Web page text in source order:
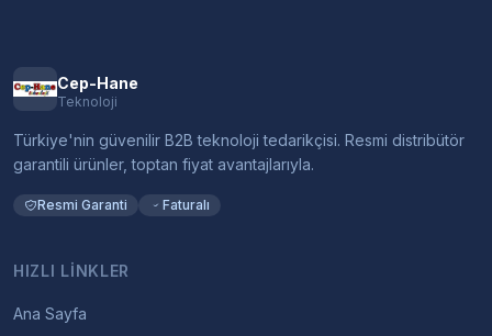
Cep-Hane
Teknoloji
Türkiye'nin güvenilir B2B teknoloji tedarikçisi. Resmi distribütör
garantili ürünler, toptan fiyat avantajlarıyla.
Resmi Garanti Faturalı
HIZLI LINKLER
Ana Sayfa